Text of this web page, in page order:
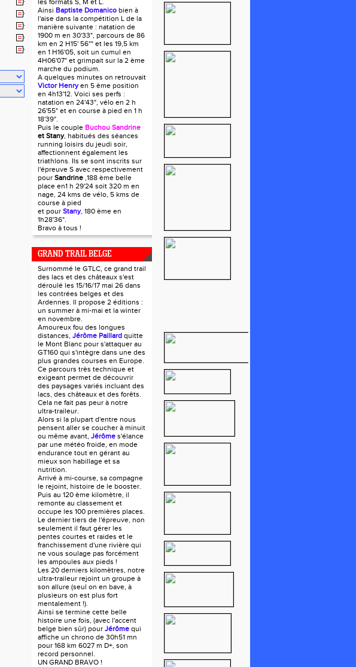
les formats S, M et L.
Ainsi Baptiste Domanico bien à
l'aise dans la compétition L de la
manière suivante : natation de
1900 m en 30'33", parcours de 86
km en 2 H15' 56"" et les 19,5 km
en 1 H16'05, soit un cumul en
4H06'07" et grimpait sur la 2 ème
marche du podium.
A quelques minutes on retrouvait
Victor Henryen 5 ème position
en 4h13'12. Voici ses perfs :
natation en 24'43", vélo en 2 h
26'55" et en course à pied en 1 h
18'39".
Puis le couple Buchou Sandrine
et Stany, habitués des séances
running loisirs du jeudi soir,
affectionnent également les
triathlons. Ils se sont inscrits sur
l'épreuve S avec respectivement
pour Sandrine ,188 ème belle
place en1 h 29'24 soit 320 m en
nage, 24 kms de vélo, 5 kms de
course à pied
et pour Stany, 180 ème en
1h28'36".
Bravo à tous !
GRAND TRAIL BELGE
Surnommé le GTLC, ce grand trail
des lacs et des châteaux s'est
déroulé les 15/16/17 mai 26 dans
les contrées belges et des
Ardennes. Il propose 2 éditions :
un summer à mi-mai et la winter
en novembre.
Amoureux fou des longues
distances, Jérôme Paillard quitte
le Mont Blanc pour s'attaquer au
GT160 qui s'intègre dans une des
plus grandes courses en Europe.
Ce parcours très technique et
exigeant permet de découvrir
des paysages variés incluant des
lacs, des châteaux et des forêts.
Cela ne fait pas peur à notre
ultra-traileur.
Alors si la plupart d'entre nous
pensent aller se coucher à minuit
ou même avant, Jérôme s'élance
par une météo froide, en mode
endurance tout en gérant au
mieux son habillage et sa
nutrition.
Arrivé à mi-course, sa compagne
le rejoint, histoire de le booster.
Puis au 120 ème kilomètre, il
remonte au classement et
occupe les 100 premières places.
Le dernier tiers de l'épreuve, non
seulement il faut gérer les
pentes courtes et raides et le
franchissement d'une rivière qui
ne vous soulage pas forcément
les ampoules aux pieds !
Les 20 derniers kilomètres, notre
ultra-traileur rejoint un groupe à
son allure (seul on en bave, à
plusieurs on est plus fort
mentalement !).
Ainsi se termine cette belle
histoire une fois, (avec l'accent
belge bien sûr) pour Jérôme qui
affiche un chrono de 30h51 mn
pour 168 km 6027 m D+, son
record personnel.
UN GRAND BRAVO !